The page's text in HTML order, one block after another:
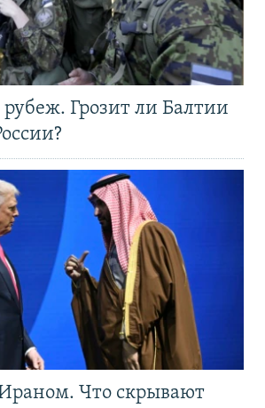
Грозит ли Балтии
Что скрывают